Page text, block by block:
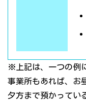
※上記は、一つの例
事業所もあれば、お
夕方まで預かってい